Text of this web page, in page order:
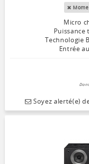
Micro
Puissance
Technologie
Entrée
Soyez alerté(e)